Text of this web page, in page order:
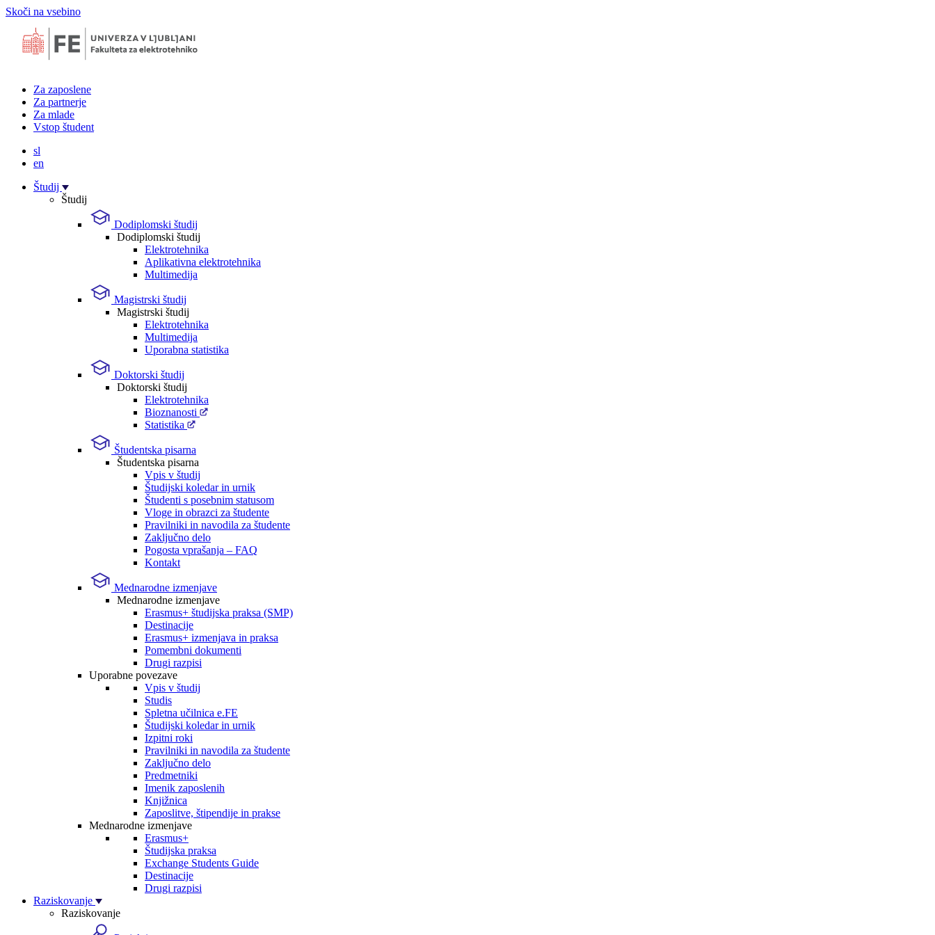
Skoči na vsebino
Za zaposlene
Za partnerje
Za mlade
Vstop študent
sl
en
Študij
Študij
Dodiplomski študij
Dodiplomski študij
Elektrotehnika
Aplikativna elektrotehnika
Multimedija
Magistrski študij
Magistrski študij
Elektrotehnika
Multimedija
Uporabna statistika
Doktorski študij
Doktorski študij
Elektrotehnika
Bioznanosti
Statistika
Študentska pisarna
Študentska pisarna
Vpis v študij
Študijski koledar in urnik
Študenti s posebnim statusom
Vloge in obrazci za študente
Pravilniki in navodila za študente
Zaključno delo
Pogosta vprašanja – FAQ
Kontakt
Mednarodne izmenjave
Mednarodne izmenjave
Erasmus+ študijska praksa (SMP)
Destinacije
Erasmus+ izmenjava in praksa
Pomembni dokumenti
Drugi razpisi
Uporabne povezave
Vpis v študij
Studis
Spletna učilnica e.FE
Študijski koledar in urnik
Izpitni roki
Pravilniki in navodila za študente
Zaključno delo
Predmetniki
Imenik zaposlenih
Knjižnica
Zaposlitve, štipendije in prakse
Mednarodne izmenjave
Erasmus+
Študijska praksa
Exchange Students Guide
Destinacije
Drugi razpisi
Raziskovanje
Raziskovanje